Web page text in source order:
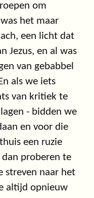
om
het maar
een licht dat
Jezus, en al was
van gebabbel
als we iets
van kritiek te
- bidden we
en voor die
een ruzie
proberen te
streven naar het
altijd opnieuw